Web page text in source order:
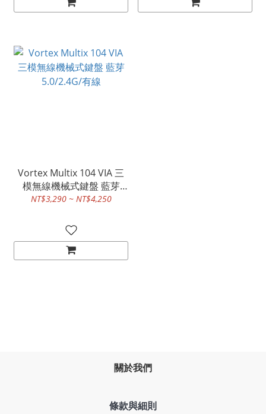
Vortex Multix 104 VIA 三
模無線機械式鍵盤 藍芽
5.0/2.4G/有線
NT$3,290 ~ NT$4,250
關於我們
條款與細則